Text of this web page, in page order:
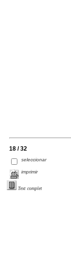
18 / 32
seleccionar
imprimir
Text complet